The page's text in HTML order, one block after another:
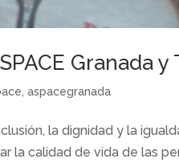
Granada y
,aspacegranada
la dignidad y la
la calidad de vida de las